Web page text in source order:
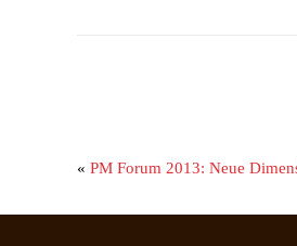
« PM Forum 2013: Neue